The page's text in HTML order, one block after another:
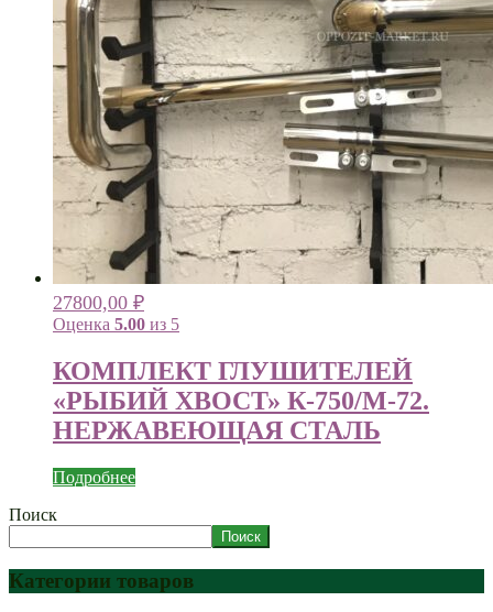
27800,00 ₽
Оценка 5.00 из 5
КОМПЛЕКТ ГЛУШИТЕЛЕЙ
«РЫБИЙ ХВОСТ» К-750/М-72.
НЕРЖАВЕЮЩАЯ СТАЛЬ
Подробнее
Поиск
Поиск
Категории товаров